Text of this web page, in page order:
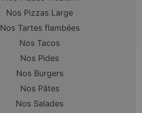
Nos Pizzas Large
Nos Tartes flambées
Nos Tacos
Nos Pides
Nos Burgers
Nos Pâtes
Nos Salades